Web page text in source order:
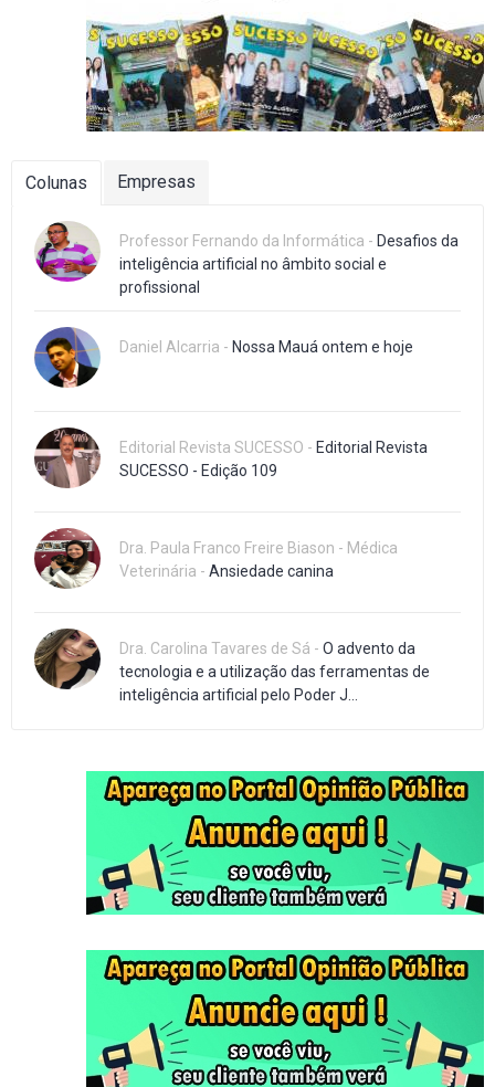
Colunas Empresas
Professor Fernando da Informática - Desafios da
inteligência artificial no âmbito social e
profissional
Daniel Alcarria - Nossa Mauá ontem e hoje
Editorial Revista SUCESSO - Editorial Revista
SUCESSO - Edição 109
Dra. Paula Franco Freire Biason - Médica
Veterinária - Ansiedade canina
Dra. Carolina Tavares de Sá - O advento da
tecnologia e a utilização das ferramentas de
inteligência artificial pelo Poder J...